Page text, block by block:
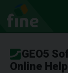
GEO5
Online Help